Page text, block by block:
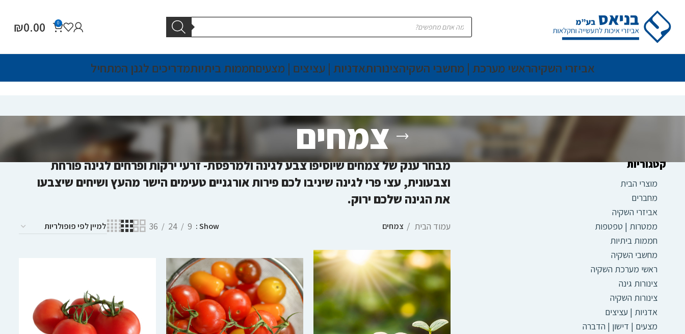
0
₪0.00
אביזרי השקיהראשי מערכת | מחשבי השקיהצינורותאדניות | עציצים | מצעיםחממות ביתיותמדריכים לגנן המתחיל
צמחים
קטגוריות
מוצרי הבית
מחברים
אביזרי השקיה
ממטרות | טפטפות
חממות ביתיות
מחשבי השקיה
ראשי מערכת השקיה
צינורות גינה
צינורות השקיה
אדניות | עציצים
מצעים | דישון | הדברה
מבחר ענק של צמחים שיוסיפו צבע לגינה ולמרפסת- זרעי ירקות ופרחים לגינה פורחת
וצבעונית, עצי פרי לגינה שיניבו לכם פירות אורגניים טעימים הישר מהעץ ושיחים שיצבעו
את הגינה שלכם ירוק.
עמוד הבית צמחים Show
9
24
36